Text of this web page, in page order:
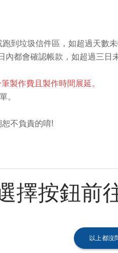
到垃圾信件區，如超過天數
內都會確認帳款，如超過三日
製作費且製作時間展延。
。
不負責的唷!
擇按鈕前
以上都沒